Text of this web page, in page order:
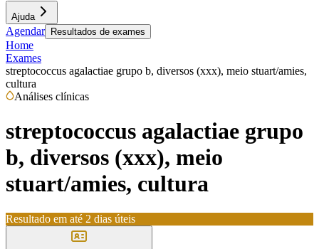
Ajuda
Agendar Resultados de exames
Home
Exames
streptococcus agalactiae grupo b, diversos (xxx), meio stuart/amies,
cultura
Análises clínicas
streptococcus agalactiae grupo
b, diversos (xxx), meio
stuart/amies, cultura
Resultado em até 2 dias úteis